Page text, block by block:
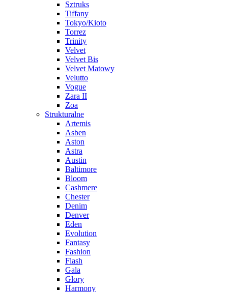
Sztruks
Tiffany
Tokyo/Kioto
Torrez
Trinity
Velvet
Velvet Bis
Velvet Matowy
Velutto
Vogue
Zara II
Zoa
Strukturalne
Artemis
Asben
Aston
Astra
Austin
Baltimore
Bloom
Cashmere
Chester
Denim
Denver
Eden
Evolution
Fantasy
Fashion
Flash
Gala
Glory
Harmony